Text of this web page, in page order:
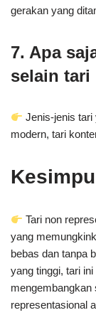
gerakan yang
7. Apa
selain tari
Jenis-jenis tari
modern, tari
Tari non
yang
bebas dan tanpa
yang tinggi, tari
mengembangkan
representasional